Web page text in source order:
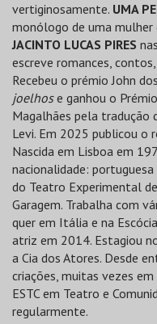
vertiginosamente. UMA
monólogo de uma mulher
JACINTO LUCAS PIRES
escreve romances,
Recebeu o prémio John
joelhose ganhou o
Magalhães pela tradução
Levi. Em 2025 publicou o
Nascida em Lisboa em
nacionalidade:
do Teatro Experimental
Garagem. Trabalha com
quer em Itália e na
atriz em 2014. Estagiou
a Cia dos Atores. Desde
criações, muitas vezes
ESTC em Teatro e
regularmente.